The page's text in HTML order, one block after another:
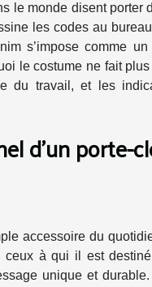
le monde disent porter
les codes au
s’impose comme
le costume ne fait
du travail, et les
d'un porte-
accessoire du
ceux à qui il est
unique et